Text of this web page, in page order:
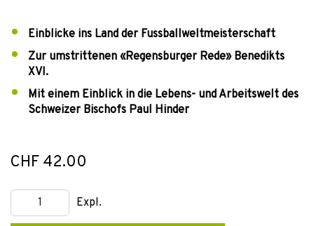
Einblicke ins Land der Fussballweltmeisterschaft
Zur umstrittenen «Regensburger Rede» Benedikts
XVI.
Mit einem Einblick in die Lebens- und Arbeitswelt des
Schweizer Bischofs Paul Hinder
CHF 42.00
Expl.